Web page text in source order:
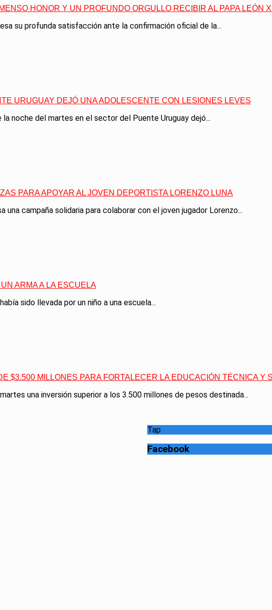
HONOR Y UN PROFUNDO ORGULLO RECIBIR AL PAPA LEÓN
su profunda satisfacción ante la confirmación oficial de la...
URUGUAY DEJÓ UNA ADOLESCENTE CON LESIONES LEVES
noche del martes en el sector del Puente Uruguay dejó...
PARA APOYAR AL JOVEN DEPORTISTA LORENZO LUNA
campaña solidaria para colaborar con el joven jugador Lorenzo...
ARMA A LA ESCUELA
sido llevada por un niño a una escuela...
$3.500 MILLONES PARA FORTALECER LA EDUCACIÓN TÉCNICA Y
una inversión superior a los 3.500 millones de pesos destinada...
Tap
Facebook